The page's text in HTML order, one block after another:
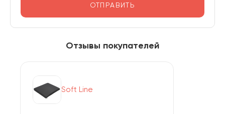
Отзывы покупателей
Soft Line
ОТПРАВИТЬ